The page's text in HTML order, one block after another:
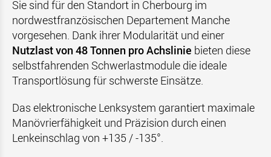
Sie sind für den Standort in Cherbourg im
nordwestfranzösischen Departement Manche
vorgesehen. Dank ihrer Modularität und einer
Nutzlast von 48 Tonnen pro Achslinie bieten diese
selbstfahrenden Schwerlastmodule die ideale
Transportlösung für schwerste Einsätze.
Das elektronische Lenksystem garantiert maximale
Manövrierfähigkeit und Präzision durch einen
Lenkeinschlag von +135 / -135°.